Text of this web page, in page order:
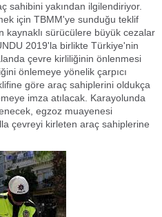
sahibini yakından ilgilendiriyor.
için TBMM'ye sunduğu teklif
kaynaklı sürücülere büyük cezalar
2019'la birlikte Türkiye'nin
çevre kirliliğinin önlenmesi
önlemeye yönelik çarpıcı
göre araç sahiplerini oldukça
imza atılacak. Karayolunda
egzoz muayenesi
çevreyi kirleten araç sahiplerine